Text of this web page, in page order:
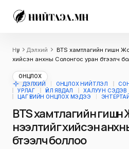
Нүүр Дэлхий
BTS хамтлагийн гишүүн
хийсэн анхны Солонгос уран бүтээлч
ОНЦЛОХ
ДЭЛХИЙ
ОНЦЛОХ НИЙТЛЭЛ
УРЛАГ
ҮЙЛ ЯВДАЛ ХАЛУУН СЭДЭВ
ЦАГ ҮЕИЙН ОНЦЛОХ МЭДЭЭ
BTS хамтлагийн
нээлтийг хийсэн
бүтээлч боллоо